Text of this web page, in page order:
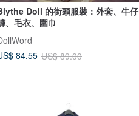
Doll 的街頭服裝：外套、牛仔
、毛衣、圍巾
84.55 US$ 89.00